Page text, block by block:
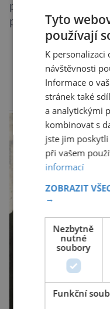
pomocník,
podle některých
než slavná
internetová
křišťálovou kouli,
věštila, které
budoucnosti
Za vším stojí
umělé inteligence
Tyto
používají
K personalizaci
návštěvnosti
Informace o
stránek také
a analytickými
kombinovat s
jste jim
při vašem
informací
ZOBRAZIT
→
Nezbytně
nutné
soubory
Funkční